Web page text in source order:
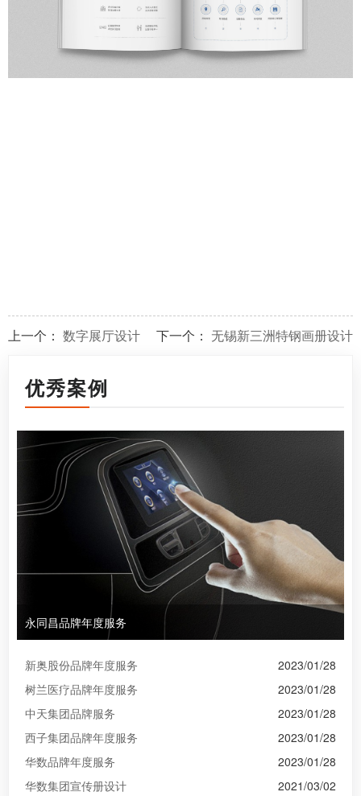
上一个： 数字展厅设计 下一个： 无锡新三洲特钢画册设计
优秀案例
永同昌品牌年度服务
2023/01/28
新奥股份品牌年度服务
2023/01/28
树兰医疗品牌年度服务
2023/01/28
中天集团品牌服务
2023/01/28
西子集团品牌年度服务
2023/01/28
华数品牌年度服务
2021/03/02
华数集团宣传册设计